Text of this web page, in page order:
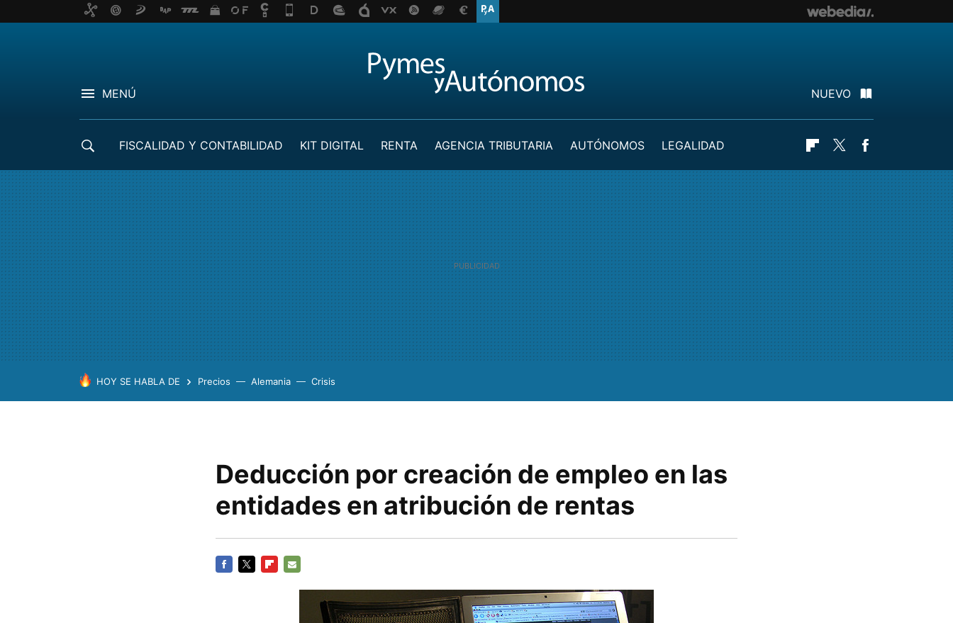
MENÚ NUEVO
FISCALIDAD Y CONTABILIDAD KIT DIGITAL RENTA AGENCIA TRIBUTARIA AUTÓNOMOS
LEGALIDAD
Flipboard
Twitter
HOY SE HABLA DE Precios Alemania Crisis
Deducción por creación de empleo en las
entidades en atribución de rentas